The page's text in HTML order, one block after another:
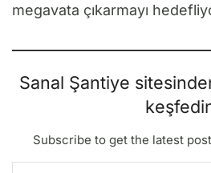
megavata çıkarmayı
Sanal Şantiye
Subscribe to get the latest
E-postanızı yazın…